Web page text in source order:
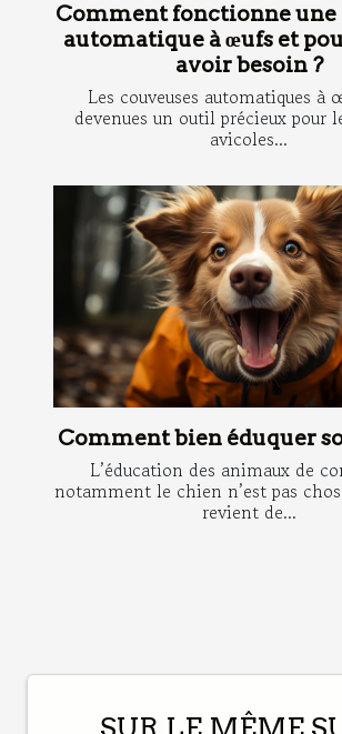
Comment fonctionne une
automatique à œufs et
avoir besoin ?
Les couveuses automatiques à
devenues un outil précieux pour
avicoles...
Comment bien éduquer
L’éducation des animaux de
notamment le chien n’est pas
revient de...
SUR LE MÊME